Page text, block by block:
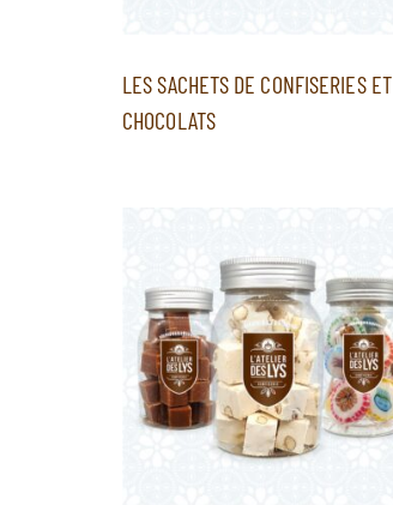
LES SACHETS DE CONFISERIES ET
CHOCOLATS